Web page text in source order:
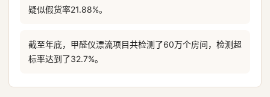
疑似假货率21.88%。
截至年底，甲醛仪漂流项目共检测了60万个房间，检测超
标率达到了32.7%。